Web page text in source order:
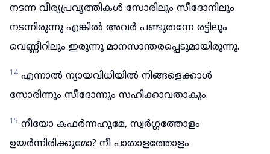
നടന്ന വീര്യപ്രവൃത്തികൾ സോരിലും സീദോനിലും
നടന്നിരുന്നു എങ്കിൽ അവർ പണ്ടുതന്നേ രട്ടിലും
വെണ്ണീറിലും ഇരുന്നു മാനസാന്തരപ്പെടുമായിരുന്നു.
14 എന്നാൽ ന്യായവിധിയിൽ നിങ്ങളെക്കാൾ
സോരിന്നും സീദോന്നും സഹിക്കാവതാകും.
15 നീയോ കഫർന്നഹൂമേ, സ്വർഗ്ഗത്തോളം
ഉയർന്നിരിക്കുമോ? നീ പാതാളത്തോളം